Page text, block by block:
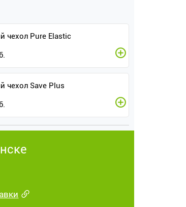
чехол Pure Elastic
чехол Save Plus